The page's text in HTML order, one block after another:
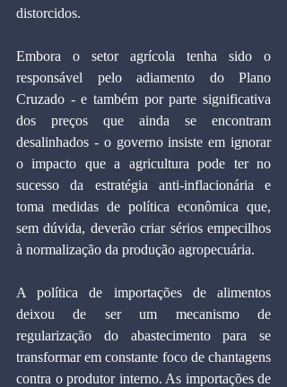
distorcidos.
Embora o setor agrícola tenha sido o
responsável pelo adiamento do Plano
Cruzado - e também por parte significativa
dos preços que ainda se encontram
desalinhados - o governo insiste em ignorar
o impacto que a agricultura pode ter no
sucesso da estratégia anti-inflacionária e
toma medidas de política econômica que,
sem dúvida, deverão criar sérios empecilhos
à normalização da produção agropecuária.
A política de importações de alimentos
deixou de ser um mecanismo de
regularização do abastecimento para se
transformar em constante foco de chantagens
contra o produtor interno. As importações de